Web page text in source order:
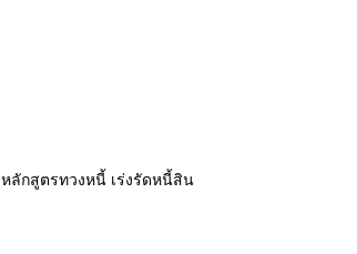
หลักสูตรทวงหนี้ เร่งรัดหนี้สิน